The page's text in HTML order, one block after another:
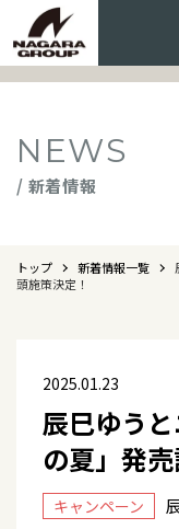
NEWS
/ 新着情報
トップ 新着情報一覧
頭施策決定！
2025.01.23
辰巳ゆう
の夏」発
キャンペーン